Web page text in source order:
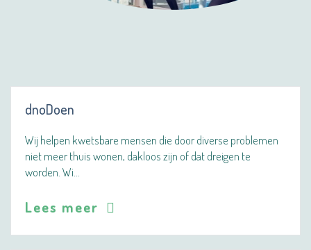
dnoDoen
Wij helpen kwetsbare mensen die door diverse problemen
niet meer thuis wonen, dakloos zijn of dat dreigen te
worden. Wi…
Lees meer